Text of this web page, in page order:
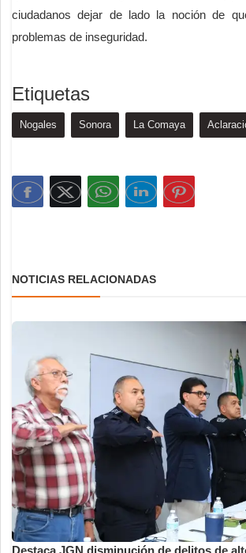
ciudadanos dejar de lado la noción de
problemas de inseguridad.
Etiquetas
Nogales Sonora La Comaya
NOTICIAS RELACIONADAS
Destaca JGN disminución de delitos de